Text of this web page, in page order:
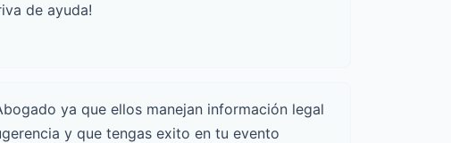
de ayuda!
ya que ellos manejan información legal
y que tengas exito en tu evento